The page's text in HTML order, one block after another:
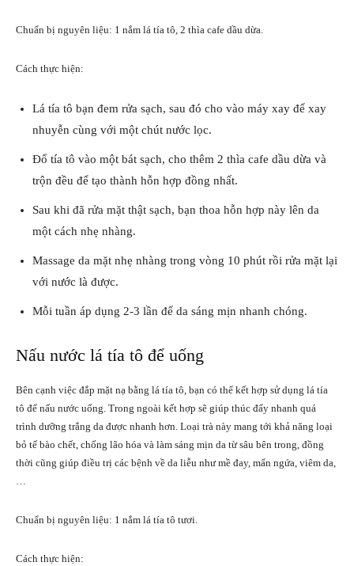
Chuẩn bị nguyên liệu: 1 nắm lá tía tô, 2 thìa cafe dầu dừa.
Cách thực hiện:
Lá tía tô bạn đem rửa sạch, sau đó cho vào máy xay để xay
nhuyễn cùng với một chút nước lọc.
Đổ tía tô vào một bát sạch, cho thêm 2 thìa cafe dầu dừa và
trộn đều để tạo thành hỗn hợp đồng nhất.
Sau khi đã rửa mặt thật sạch, bạn thoa hỗn hợp này lên da
một cách nhẹ nhàng.
Massage da mặt nhẹ nhàng trong vòng 10 phút rồi rửa mặt lại
với nước là được.
Mỗi tuần áp dụng 2-3 lần để da sáng mịn nhanh chóng.
Nấu nước lá tía tô để uống
Bên cạnh việc đắp mặt nạ bằng lá tía tô, bạn có thể kết hợp sử dụng lá tía
tô để nấu nước uống. Trong ngoài kết hợp sẽ giúp thúc đẩy nhanh quá
trình dưỡng trắng da được nhanh hơn. Loại trà này mang tới khả năng loại
bỏ tế bào chết, chống lão hóa và làm sáng mịn da từ sâu bên trong, đồng
thời cũng giúp điều trị các bệnh về da liễu như mề đay, mẩn ngứa, viêm da,
…
Chuẩn bị nguyên liệu: 1 nắm lá tía tô tươi.
Cách thực hiện: